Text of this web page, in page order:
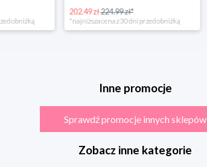
obniżką
202.49 zł224.99 zł*
*najniższa cena z 30 dni przed obniżką
Inne promocje
Sprawdź promocje innych sklepów
Zobacz inne kategorie